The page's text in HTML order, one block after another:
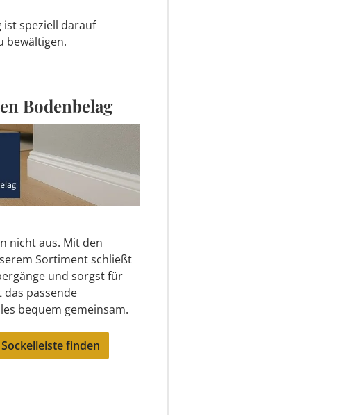
ist speziell darauf
bewältigen.
Bodenbelag
nicht aus. Mit den
Sortiment schließt
und sorgst für
das passende
bequem gemeinsam.
finden